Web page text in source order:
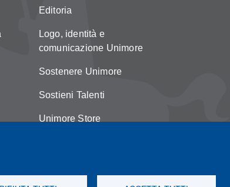
Editoria
Logo, identità e
comunicazione Unimore
Sostenere Unimore
Sostieni Talenti
Unimore Store